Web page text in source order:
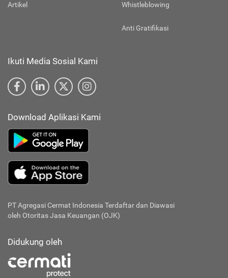
Artikel Whistleblowing
Anti Gratifikasi
Ikuti Media Sosial Kami
Download Aplikasi Kami
PT Agregasi Cermat Indonesia Terdaftar dan Diawasi
oleh Otoritas Jasa Keuangan (OJK)
Didukung oleh